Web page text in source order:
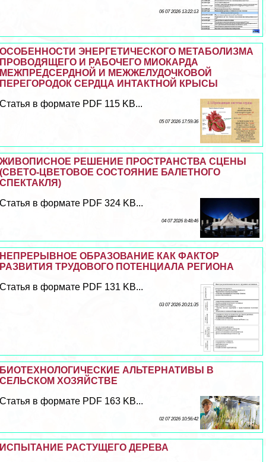
06 07 2026 13:22:13
ОСОБЕННОСТИ ЭНЕРГЕТИЧЕСКОГО МЕТАБОЛИЗМА
ПРОВОДЯЩЕГО И РАБОЧЕГО МИОКАРДА
МЕЖПРЕДСЕРДНОЙ И МЕЖЖЕЛУДОЧКОВОЙ
ПЕРЕГОРОДОК СЕРДЦА ИНТАКТНОЙ КРЫСЫ
Статья в формате PDF 115 KB...
05 07 2026 17:59:36
ЖИВОПИСНОЕ РЕШЕНИЕ ПРОСТРАНСТВА СЦЕНЫ
(СВЕТО-ЦВЕТОВОЕ СОСТОЯНИЕ БАЛЕТНОГО
СПЕКТАКЛЯ)
Статья в формате PDF 324 KB...
04 07 2026 8:48:46
НЕПРЕРЫВНОЕ ОБРАЗОВАНИЕ КАК ФАКТОР
РАЗВИТИЯ ТРУДОВОГО ПОТЕНЦИАЛА РЕГИОНА
Статья в формате PDF 131 KB...
03 07 2026 20:21:35
БИОТЕХНОЛОГИЧЕСКИЕ АЛЬТЕРНАТИВЫ В
СЕЛЬСКОМ ХОЗЯЙСТВЕ
Статья в формате PDF 163 KB...
02 07 2026 10:56:42
ИСПЫТАНИЕ РАСТУЩЕГО ДЕРЕВА